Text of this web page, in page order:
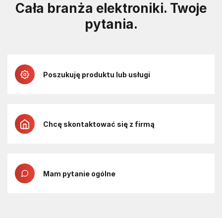
Cała branża elektroniki. Twoje
pytania.
Poszukuję produktu lub usługi
Chcę skontaktować się z firmą
Mam pytanie ogólne